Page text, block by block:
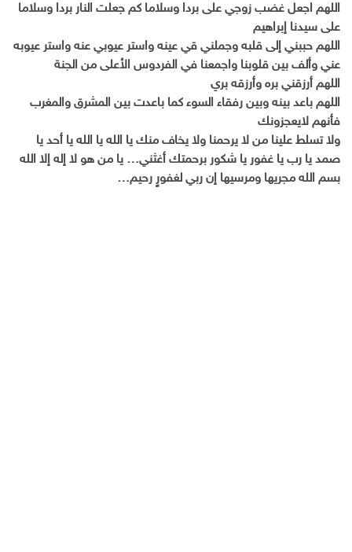
اللهم اجعل غضب زوجي على بردا وسلاما كم جعلت النار بردا وسلاما
على سيدنا إبراهيم
اللهم حببني إلى قلبه وجملني قي عينه واستر عيوبي عنه واستر عيوبه
عني وألف بين قلوبنا واجمعنا في الفردوس الأعلى من الجنة
اللهم أرزقني بره وأرزقه بري
اللهم باعد بينه وبين رفقاء السوء كما باعدت بين المشرق والمغرب
فأنهم لايعجزونك
ولا تسلط علينا من لا يرحمنا ولا يخاف منك يا الله يا الله يا أحد يا
صمد يا رب يا غفور يا شكور برحمتك أغثني… يا من هو لا إله إلا الله
بسم الله مجريها ومرسيها إن ربي لغفورٍ رحيم…